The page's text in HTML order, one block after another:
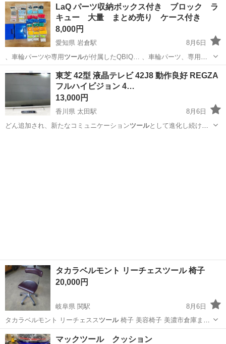
LaQ パーツ収納ボックス付き ブロック ラ
キュー 大量 まとめ売り ケース付き
8,000円
愛知県 岩倉駅
8月6日
、車輪パーツや専用 ツールが付属したQBIQ… 、車輪パーツ、専用
ール
、収納ケース よ…岩倉駅 おもちゃ
東芝 42型 液晶テレビ 42J8 動作良好 REGZA
フルハイビジョン 4…
13,000円
香川県 太田駅
8月6日
どん追加され、新たなコミュニケーションツールとして進化し続けて
タカラベルモント リーチェスツール 椅子
20,000円
岐阜県 関駅
8月6日
タカラベルモント リーチェスス ツール椅子 美容椅子 美濃市倉庫まで
引…
岐阜 関市 関駅 オフィス用家具
マックツール クッション